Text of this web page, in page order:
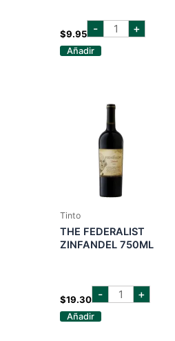
$9.95 - i
muri +
Añadir
Tinto
THE FEDERALIST
ZINFANDEL 750ML
$19.30 - the
federalist
+
Añadir